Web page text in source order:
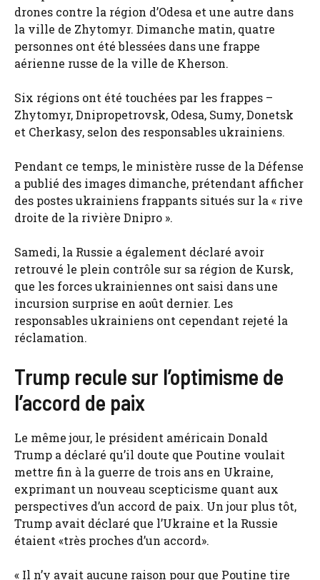
drones contre la région d’Odesa et une autre dans
la ville de Zhytomyr. Dimanche matin, quatre
personnes ont été blessées dans une frappe
aérienne russe de la ville de Kherson.
Six régions ont été touchées par les frappes –
Zhytomyr, Dnipropetrovsk, Odesa, Sumy, Donetsk
et Cherkasy, selon des responsables ukrainiens.
Pendant ce temps, le ministère russe de la Défense
a publié des images dimanche, prétendant afficher
des postes ukrainiens frappants situés sur la « rive
droite de la rivière Dnipro ».
Samedi, la Russie a également déclaré avoir
retrouvé le plein contrôle sur sa région de Kursk,
que les forces ukrainiennes ont saisi dans une
incursion surprise en août dernier. Les
responsables ukrainiens ont cependant rejeté la
réclamation.
Trump recule sur l’optimisme de
l’accord de paix
Le même jour, le président américain Donald
Trump a déclaré qu’il doute que Poutine voulait
mettre fin à la guerre de trois ans en Ukraine,
exprimant un nouveau scepticisme quant aux
perspectives d’un accord de paix. Un jour plus tôt,
Trump avait déclaré que l’Ukraine et la Russie
étaient «très proches d’un accord».
« Il n’y avait aucune raison pour que Poutine tire